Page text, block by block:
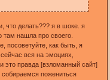
что делать??? я в шоке. я
там нашла про своего.
посоветуйте, как быть, я
вся на эмоциях,
это правда [взломанный сайт]
пожениться